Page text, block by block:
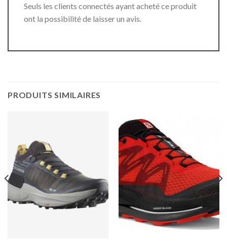
Seuls les clients connectés ayant acheté ce produit
ont la possibilité de laisser un avis.
PRODUITS SIMILAIRES